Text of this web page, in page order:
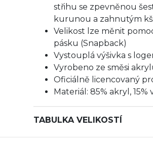
střihu se zpevněnou
kurunou a zahnutým
Velikost lze měnit
pásku (Snapback)
Vystouplá výšivka s
Vyrobeno ze směsi
Oficiálně licencovaný
Materiál: 85% akryl, 15%
TABULKA VELIKOSTÍ